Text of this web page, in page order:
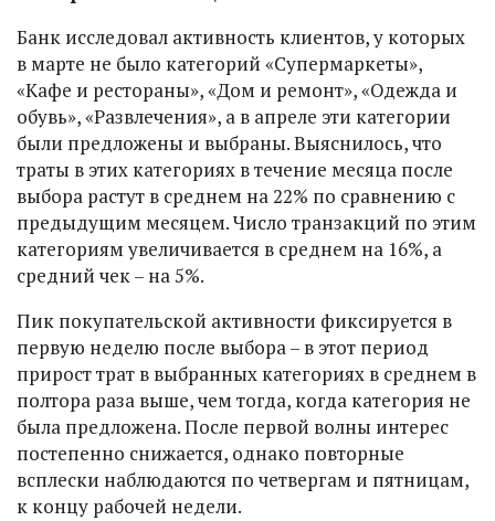
Банк исследовал активность клиентов, у которых
в марте не было категорий «Супермаркеты»,
«Кафе и рестораны», «Дом и ремонт», «Одежда и
обувь», «Развлечения», а в апреле эти категории
были предложены и выбраны. Выяснилось, что
траты в этих категориях в течение месяца после
выбора растут в среднем на 22% по сравнению с
предыдущим месяцем. Число транзакций по этим
категориям увеличивается в среднем на 16%, а
средний чек – на 5%.
Пик покупательской активности фиксируется в
первую неделю после выбора – в этот период
прирост трат в выбранных категориях в среднем в
полтора раза выше, чем тогда, когда категория не
была предложена. После первой волны интерес
постепенно снижается, однако повторные
всплески наблюдаются по четвергам и пятницам,
к концу рабочей недели.